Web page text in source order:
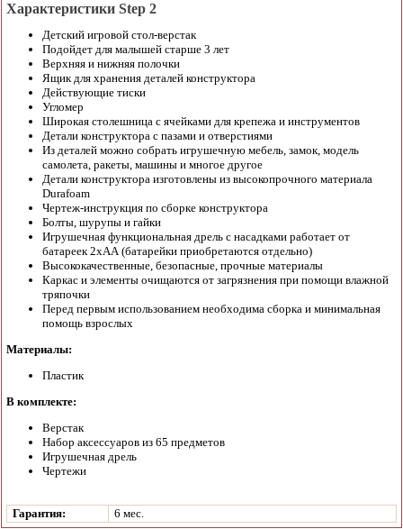
Характеристики Step 2
Детский игровой стол-верстак
Подойдет для малышей старше 3 лет
Верхняя и нижняя полочки
Ящик для хранения деталей конструктора
Действующие тиски
Угломер
Широкая столешница с ячейками для крепежа и инструментов
Детали конструктора с пазами и отверстиями
Из деталей можно собрать игрушечную мебель, замок, модель
самолета, ракеты, машины и многое другое
Детали конструктора изготовлены из высокопрочного материала
Durafoam
Чертеж-инструкция по сборке конструктора
Болты, шурупы и гайки
Игрушечная функциональная дрель с насадками работает от
батареек 2хАА (батарейки приобретаются отдельно)
Высококачественные, безопасные, прочные материалы
Каркас и элементы очищаются от загрязнения при помощи влажной
тряпочки
Перед первым использованием необходима сборка и минимальная
помощь взрослых
Материалы:
Пластик
В комплекте:
Верстак
Набор аксессуаров из 65 предметов
Игрушечная дрель
Чертежи
Гарантия: 6 мес.